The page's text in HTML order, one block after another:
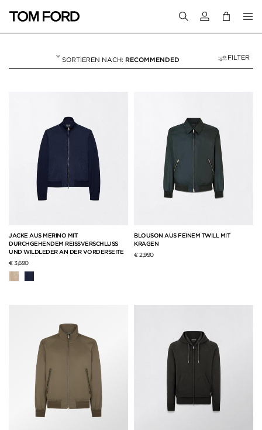
Melden Sie
RECOMMENDED FILTER
JACKE AUS MERINO MIT
DURCHGEHENDEM REISSVERSCHLUSS
UND WILDLEDER AN DER VORDERSEITE
€ 3,690
BLOUSON AUS FEINEM TWILL MIT
KRAGEN
€ 2,990